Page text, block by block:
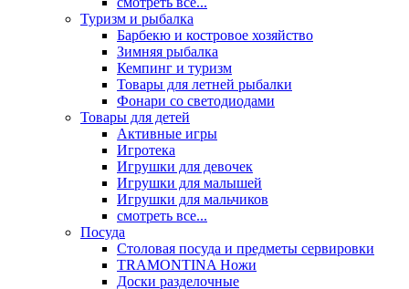
Туризм и рыбалка
Барбекю и костровое хозяйство
Зимняя рыбалка
Кемпинг и туризм
Товары для летней рыбалки
Фонари со светодиодами
Товары для детей
Активные игры
Игротека
Игрушки для девочек
Игрушки для малышей
Игрушки для мальчиков
смотреть все...
Посуда
Столовая посуда и предметы сервировки
TRAMONTINA Ножи
Доски разделочные